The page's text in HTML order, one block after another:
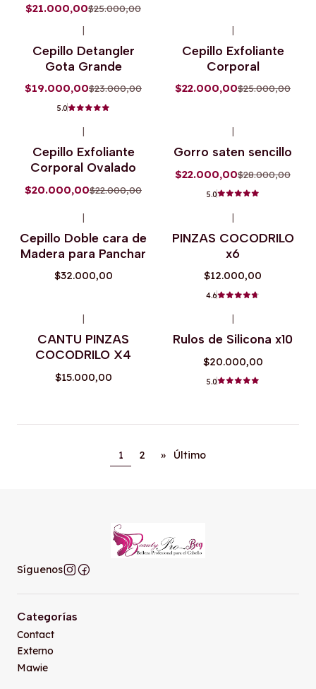
$21.000,00$25.000,00
Agotado
|
Cepillo Detangler
Gota Grande
$19.000,00$23.000,00
5.0
|
Cepillo Exfoliante
Corporal
$22.000,00$25.000,00
Agotado
Cepillo Exfoliante
Corporal Ovalado
$20.000,00$22.000,00
Gorro saten sencillo
$22.000,00$28.000,00
5.0
|
Cepillo Doble cara de
Madera para Panchar
$32.000,00
|
PINZAS COCODRILO
x6
$12.000,00
4.6
CANTU PINZAS
COCODRILO X4
$15.000,00
Rulos de Silicona x10
$20.000,00
5.0
1 2 » Último
Síguenos
Categorías
Contact
Externo
Mawie